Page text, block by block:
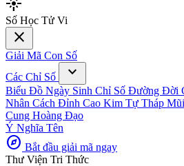
Số Học Tử Vi
close
Giải Mã Con Số
Các Chỉ Số
expand_more
Biểu Đồ Ngày Sinh Chỉ Số Đường Đời
Nhân Cách Đỉnh Cao Kim Tự Tháp
Cung Hoàng Đạo
Ý Nghĩa Tên
explore Bắt đầu giải mã ngay
Thư Viện Tri Thức